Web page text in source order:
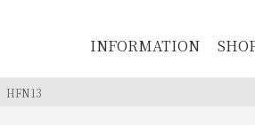
HFN13
INFORMATION